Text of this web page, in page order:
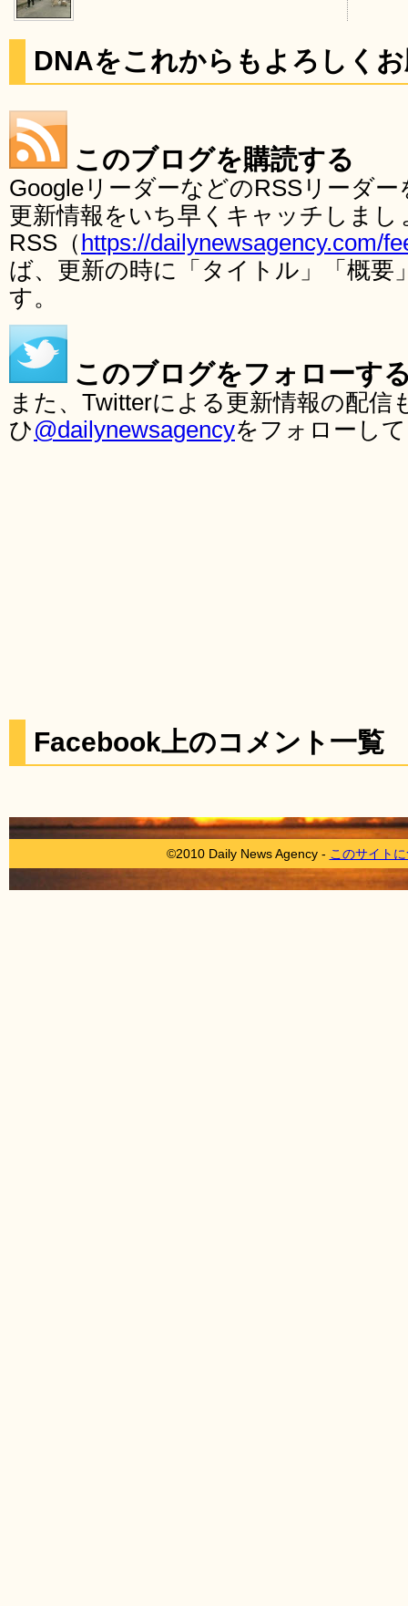
DNAをこれからもよろしく
このブログを購読する
GoogleリーダーなどのRSSリーダ
更新情報をいち早くキャッチしま
RSS（ https://dailynewsagency.com/
ば、更新の時に「タイトル」「概要
す。
このブログをフォローす
また、Twitterによる更新情報の配
ひ@dailynewsagencyをフォローし
Facebook上のコメント一覧
©2010 Daily News Agency - このサイト